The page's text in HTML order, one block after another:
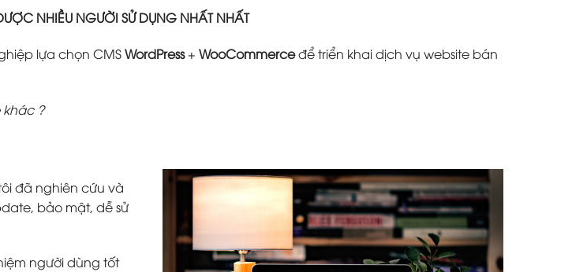
NHIỀU NGƯỜI SỬ DỤNG NHẤT NHẤT
lựa chọn CMSWordPress+ WooCommerceđể triển khai dịch vụ website bán
?
đã nghiên cứu và
bảo mật, dễ sử
người dùng tốt